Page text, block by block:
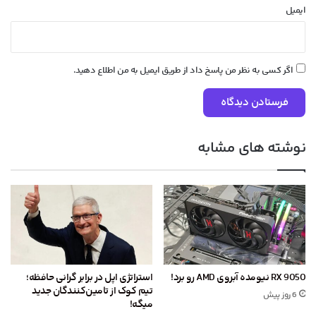
ایمیل
اگر کسی به نظر من پاسخ داد از طریق ایمیل به من اطلاع دهید.
نوشته های مشابه
RX 9050 نیومده آبروی AMD رو برد!
6 روز پیش
استراتژی اپل در برابر گرانی حافظه؛
تیم کوک از تامین‌کنندگان جدید
میگه!